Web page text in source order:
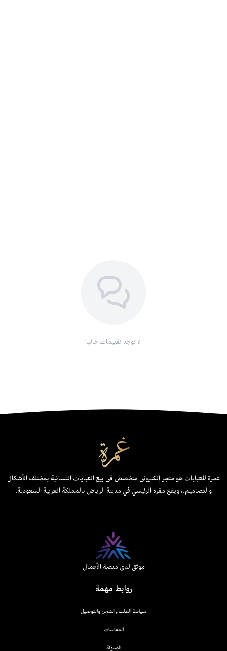
لا توجد تقييمات حاليا
روابط مهمة
سياسة الطلب والشحن والتوصيل
المقاسات
المدونة
غمرة للعبايات هو متجر إلكتروني متخصص في بيع العبايات النسائية بمختلف الأشكال
والتصاميم.، ويقع مقره الرئيسي في مدينة الرياض بالمملكة العربية السعودية.
موثق لدى منصة الأعمال